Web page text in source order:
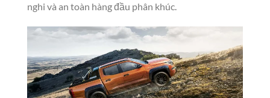
nghi và an toàn hàng đầu phân khúc.